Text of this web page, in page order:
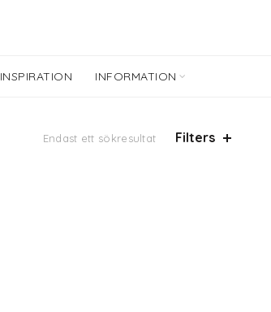
INSPIRATION INFORMATION
Endast ett sökresultat Filters